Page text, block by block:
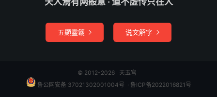
价高强，如有利宜早沽，不可待迟
宁耐深藏于韫，匮盛朝依旧献名邦
五顯靈籤  说文解字 
© 2012-2026 天玉宫
鲁公网安备 37021302001004号 ​​​ · 鲁ICP备2022016821号